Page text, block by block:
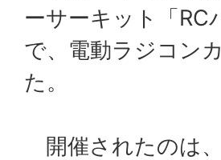
ーサーキット「
で、電動ラジコン
た。
開催されたのは